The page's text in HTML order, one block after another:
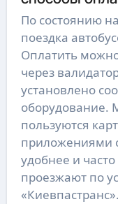
По состоянию
поездка
Оплатить
через
установлено
оборудование.
пользуются
приложениями
удобнее и
проезжают по
«Киевпастранс».